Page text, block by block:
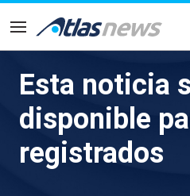
common.go-to-content
Navegación
Comienza el
traer de vuelta
astronautas
Esta noticia
disponible
registrados